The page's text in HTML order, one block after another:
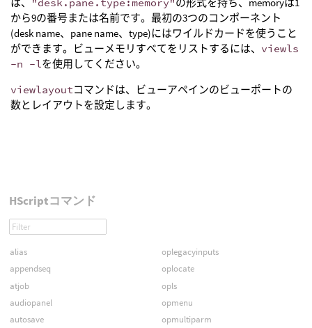
から9の番号または名前です。最初の3つのコンポーネント
(desk name、pane name、type)にはワイルドカードを使うこと
ができます。ビューメモリすべてをリストするには、 viewls
-n -lを使用してください。
viewlayoutコマンドは、ビューアペインのビューポートの
数とレイアウトを設定します。
HScriptコマンド
alias
appendseq
atjob
audiopanel
autosave
oplegacyinputs
oplocate
opls
opmenu
opmultiparm